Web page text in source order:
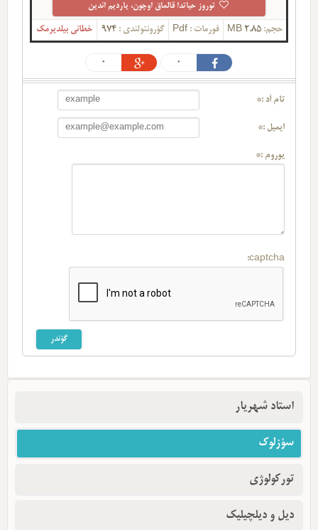
توروز حیاتدا قالماق اوچون، یاردیم ائدین
حجم: 2.85 MB فورمات : Pdf گؤرونتولندی :974 خطانی بیلدیرمک
0
0
تام آد :*
ایمیل :*
یوروم :*
captcha:
استاد شهریار
سؤزلوک
تورکولوژی
دیل و دیلچیلیک